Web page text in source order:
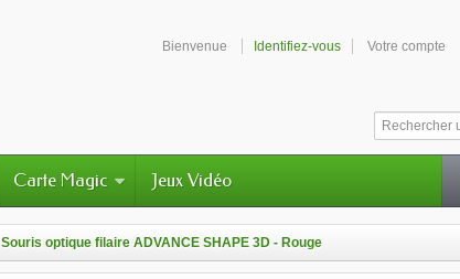
Bienvenue Identifiez-vous Votre compte
Carte Magic Jeux Vidéo
Souris optique filaire ADVANCE SHAPE 3D - Rouge